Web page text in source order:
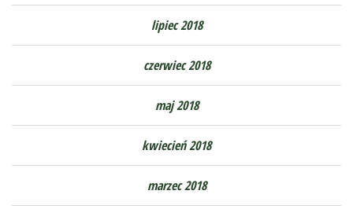
lipiec 2018
czerwiec 2018
maj 2018
kwiecień 2018
marzec 2018